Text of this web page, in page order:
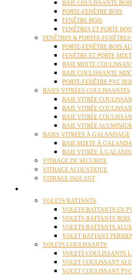
BAIE COULISSANTE BOIS
PORTE-FENÊTRE BOIS
FENÊTRE BOIS
FENÊTRES ET PORTE
FENÊTRES & PORTES-
PORTE-FENÊTRE BOIS
FENÊTRE ET PORTE
BAIE MIXTE
BAIE COULISSANTE
PORTE-FENÊTRE PVC
BAIES VITRÉES COULISSANTES
BAIE VITRÉE
BAIE VITRÉE
BAIE VITRÉE
BAIE VITRÉE
BAIES VITRÉES À GALANDAGE
BAIE MIXTE À
BAIE VITRÉE À
VITRAGE DE SECURITE
VITRAGE ACOUSTIQUE
VITRAGE ISOLANT
VOLETS BATTANTS
VOLETS BATTANTS EN
VOLETS BATTANTS BOIS
VOLETS BATTANTS
VOLET BATTANT
VOLETS COULISSANTS
VOLETS COULISSANTS
VOLET COULISSANT
VOLET COULISSANT PVC